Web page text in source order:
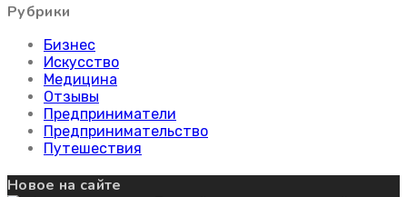
Рубрики
Бизнес
Искусство
Медицина
Отзывы
Предприниматели
Предпринимательство
Путешествия
Новое на сайте